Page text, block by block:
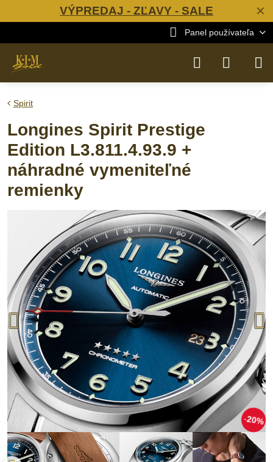
✕
VÝPREDAJ - ZĽAVY - SALE
Panel používateľa
20%
Spirit
Longines Spirit Prestige
Edition L3.811.4.93.9 +
náhradné vymeniteľné
remienky